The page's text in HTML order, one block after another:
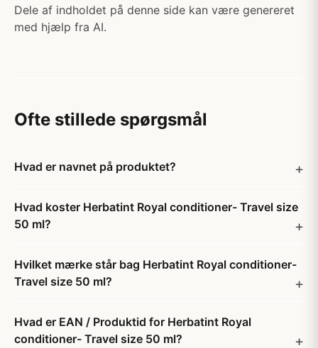
Dele af indholdet på denne side kan være genereret
med hjælp fra AI.
Ofte stillede spørgsmål
Hvad er navnet på produktet?
Hvad koster Herbatint Royal conditioner- Travel size
50 ml?
Hvilket mærke står bag Herbatint Royal conditioner-
Travel size 50 ml?
Hvad er EAN / Produktid for Herbatint Royal
conditioner- Travel size 50 ml?